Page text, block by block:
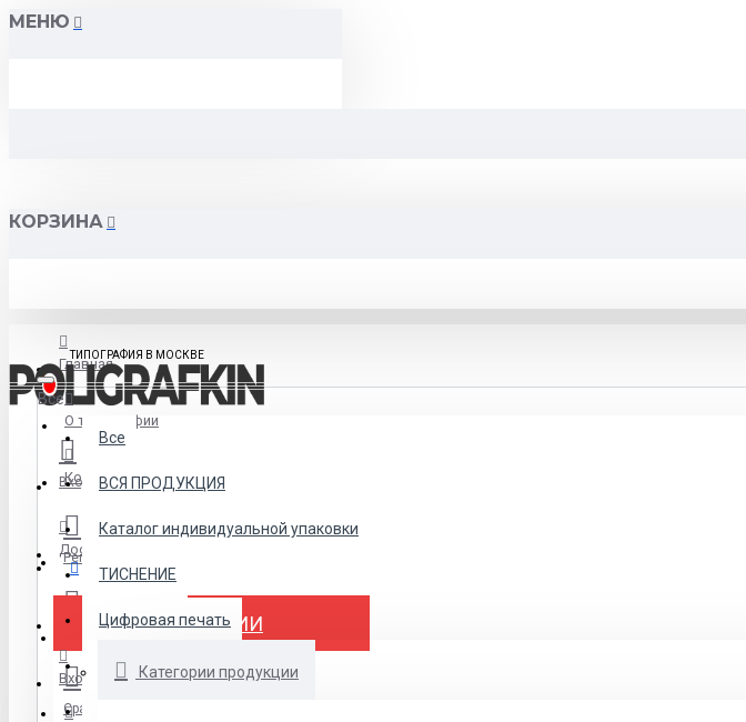
МЕНЮ
КОРЗИНА
Главная
О типографии
Контакты
Доставка
ТИПОГРАФИЯ В МОСКВЕ
Все
Все
ВСЯ ПРОДУКЦИЯ
Каталог индивидуальной упаковки
ТИСНЕНИЕ
Цифровая печать
НАКЛЕЙКИ-СТИКЕРЫ
Вход
Регистрация
Избранное
Сравнение
Меню
ВСЕ КАТЕГОРИИ
Категории продукции
Вход